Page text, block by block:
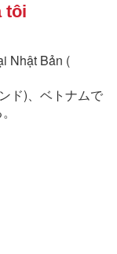
tôi
Nhật Bản (
ド)、ベトナムで